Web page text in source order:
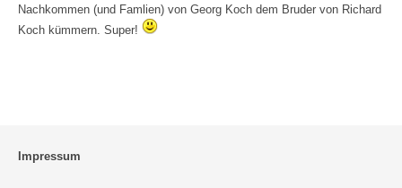
Nachkommen (und Famlien) von Georg Koch dem Bruder von Richard
Koch kümmern. Super!
Impressum